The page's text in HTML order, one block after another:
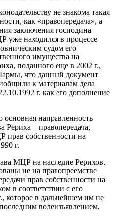
не знакома такая
как «правопередача», а
заключения господина
уже находился в процессе
судом его
имущества на
поданного еще в 2002 г.,
что данный документ
к материалам дела
г. как его дополнение
основная направленность
Рериха – правопередача,
прав собственности на
г.
МЦР на наследие Рерихов,
не на правопреемстве
прав собственности на
в соответствии с его
которое в дальнейшем им не
волеизъявлением,